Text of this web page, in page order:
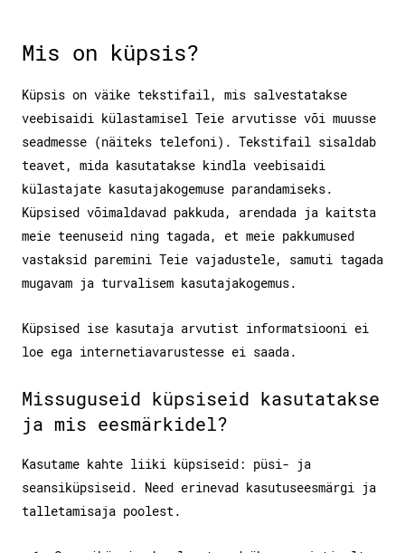
Mis on küpsis?
Küpsis on väike tekstifail, mis salvestatakse
veebisaidi külastamisel Teie arvutisse või muusse
seadmesse (näiteks telefoni). Tekstifail sisaldab
teavet, mida kasutatakse kindla veebisaidi
külastajate kasutajakogemuse parandamiseks.
Küpsised võimaldavad pakkuda, arendada ja kaitsta
meie teenuseid ning tagada, et meie pakkumused
vastaksid paremini Teie vajadustele, samuti tagada
mugavam ja turvalisem kasutajakogemus.
Küpsised ise kasutaja arvutist informatsiooni ei
loe ega internetiavarustesse ei saada.
Missuguseid küpsiseid kasutatakse
ja mis eesmärkidel?
Kasutame kahte liiki küpsiseid: püsi- ja
seansiküpsiseid. Need erinevad kasutuseesmärgi ja
talletamisaja poolest.